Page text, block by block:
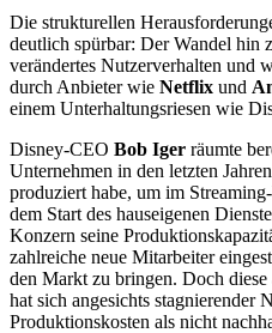
Die strukturellen
deutlich spürbar: Der Wandel hin
verändertes Nutzerverhalten und
durch Anbieter wie Netflix und
einem Unterhaltungsriesen wie
Disney-CEO Bob Iger räumte
Unternehmen in den letzten
produziert habe, um im
dem Start des hauseigenen
Konzern seine
zahlreiche neue Mitarbeiter
den Markt zu bringen. Doch diese
hat sich angesichts stagnierender
Produktionskosten als nicht